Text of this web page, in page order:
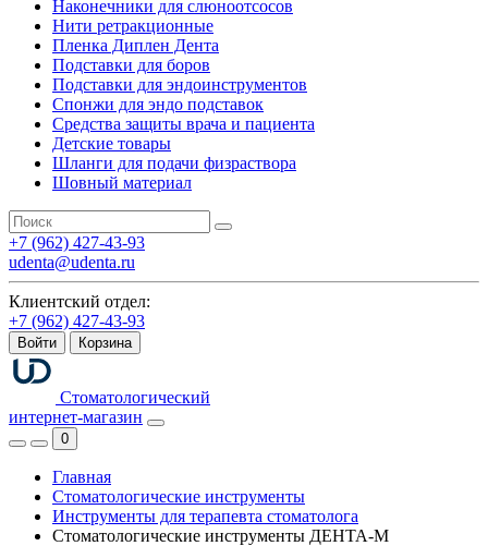
Наконечники для слюноотсосов
Нити ретракционные
Пленка Диплен Дента
Подставки для боров
Подставки для эндоинструментов
Спонжи для эндо подставок
Средства защиты врача и пациента
Детские товары
Шланги для подачи физраствора
Шовный материал
+7 (962) 427-43-93
udenta@udenta.ru
Клиентский отдел:
+7 (962) 427-43-93
Войти Корзина
Стоматологический
интернет-магазин
0
Главная
Стоматологические инструменты
Инструменты для терапевта стоматолога
Стоматологические инструменты ДЕНТА-М